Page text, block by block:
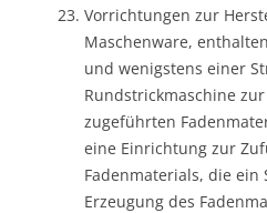
Vorrichtungen zur
Maschenware,
und wenigstens einer
Rundstrickmaschine
zugeführten
eine Einrichtung zur
Fadenmaterials, die ein
Erzeugung des